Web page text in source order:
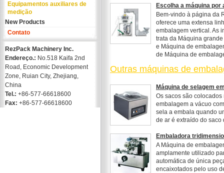
Equipamentos auxiliares de
medição
New Products
Contato
RezPack Machinery Inc.
Endereço.: No.518 Kaifa 2nd
Road, Economic Development
Zone, Ruian City, Zhejiang,
China
Tel.: +86-577-66618600
Fax: +86-577-66618600
Escolha a máquina por
Bem-vindo à página da
oferece uma extensa
embalagem vertical. As
trata da Máquina
e Máquina de
de Máquina de
Outras máquinas de
Máquina de selagem
Os sacos são
embalagem a vácuo
sela a embala quando
de ar é extraído do saco
Embaladora
A Máquina de
amplamente utilizado
automática de única
encaixotados pelo uso